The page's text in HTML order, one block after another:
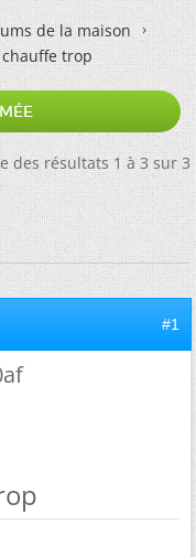
de la maison
trop
des résultats 1 à 3 sur 3
#1